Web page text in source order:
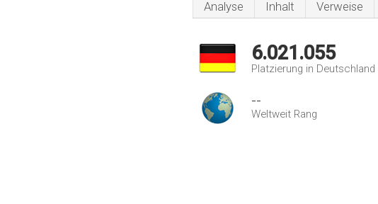
Analyse Inhalt Verweise
6.021.055
Platzierung in Deutschland
--
Weltweit Rang